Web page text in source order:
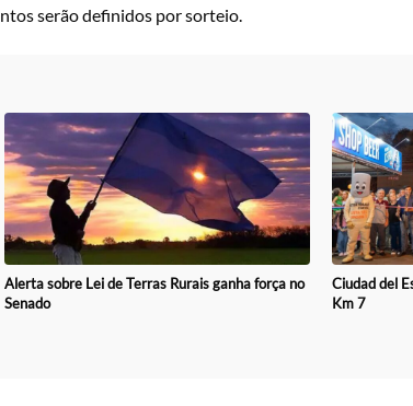
serão definidos por sorteio.
Alerta sobre Lei de Terras Rurais ganha força no
Senado
Ciudad del
Km 7